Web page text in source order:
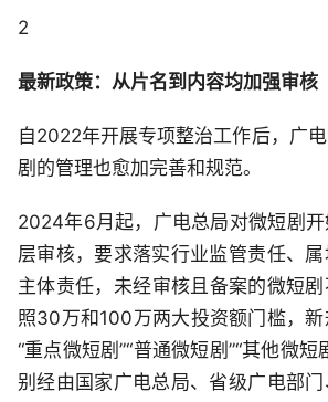
2
最新政策：从片名到内容均加强审核
自2022年开展专项整治工作后，广
剧的管理也愈加完善和规范。
2024年6月起，广电总局对‌微短剧
层审核，要求落实行业监管责任、
主体责任，‌未经审核且备案的微短
照30万和100万两大投资额门槛，
“重点微短剧”“普通微短剧”“其他微
别经由国家广电总局、省级广电部